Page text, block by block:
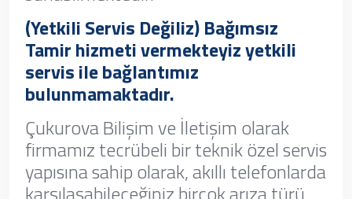
(Yetkili Servis Değiliz) Bağımsız
Tamir hizmeti vermekteyiz yetkili
servis ile bağlantımız
bulunmamaktadır.
Çukurova Bilişim ve İletişim olarak
firmamız tecrübeli bir teknik özel servis
yapısına sahip olarak, akıllı telefonlarda